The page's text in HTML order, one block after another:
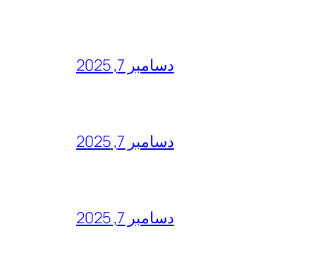
دسامبر 7, 2025
دسامبر 7, 2025
دسامبر 7, 2025